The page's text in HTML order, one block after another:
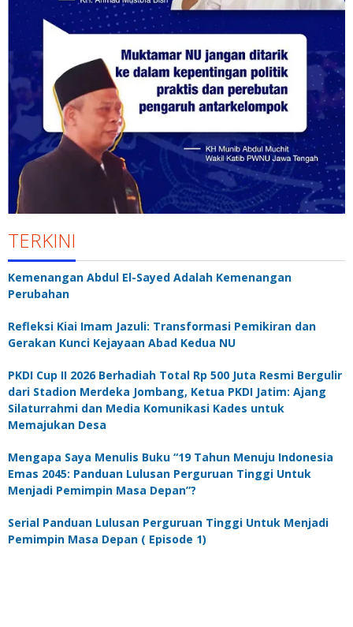
TERKINI
Kemenangan Abdul El-Sayed Adalah Kemenangan
Perubahan
Refleksi Kiai Imam Jazuli: Transformasi Pemikiran dan
Gerakan Kunci Kejayaan Abad Kedua NU
PKDI Cup II 2026 Berhadiah Total Rp 500 Juta Resmi Bergulir
dari Stadion Merdeka Jombang, Ketua PKDI Jatim: Ajang
Silaturrahmi dan Media Komunikasi Kades untuk
Memajukan Desa
Mengapa Saya Menulis Buku “19 Tahun Menuju Indonesia
Emas 2045: Panduan Lulusan Perguruan Tinggi Untuk
Menjadi Pemimpin Masa Depan”?
Serial Panduan Lulusan Perguruan Tinggi Untuk Menjadi
Pemimpin Masa Depan ( Episode 1)